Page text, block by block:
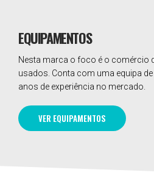
EQUIPAMENTOS
Nesta marca o foco é o comércio
usados. Conta com uma equipa
anos de experiência no mercado.
VER EQUIPAMENTOS